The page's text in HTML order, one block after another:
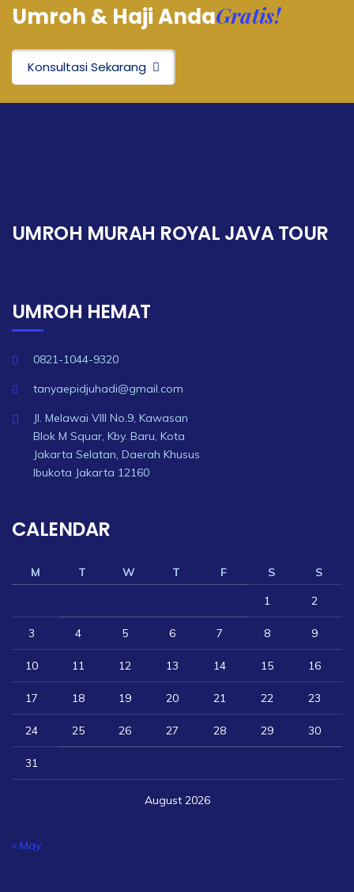
Umroh & Haji AndaGratis!
Konsultasi Sekarang
UMROH MURAH ROYAL JAVA TOUR
UMROH HEMAT
0821-1044-9320
tanyaepidjuhadi@gmail.com
Jl. Melawai VIII No.9, Kawasan
Blok M Squar, Kby. Baru, Kota
Jakarta Selatan, Daerah Khusus
Ibukota Jakarta 12160
CALENDAR
August 2026
M T W T F S
S
1
2
3 4 5 6 7 8 9
10 11 12 13 14 15 16
17 18 19 20 21 22 23
24 25 26 27 28 29 30
31
« May